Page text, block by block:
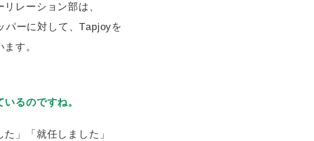
レーション部は、
パーに対して、Tapjoyを
す。
るのですね。
」「就任しました」